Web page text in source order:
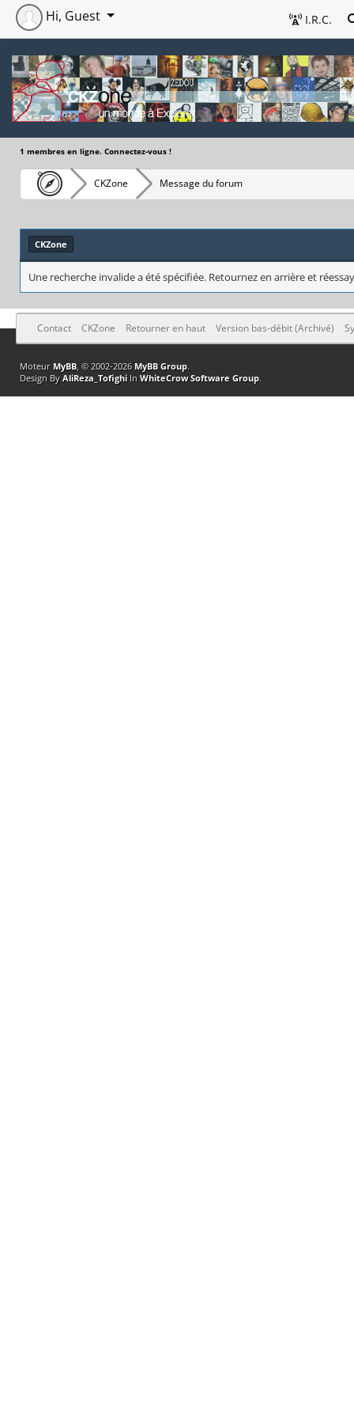
I.R.C.
Hi, Guest
1 membres en ligne. Connectez-vous !
CKZone Message du forum
CKZone
Une recherche invalide a été spécifiée. Retournez en arrière et
Contact CKZone Retourner en haut Version bas-débit (Archivé)
Moteur MyBB, © 2002-2026 MyBB Group.
Design By AliReza_TofighiIn WhiteCrow Software Group.